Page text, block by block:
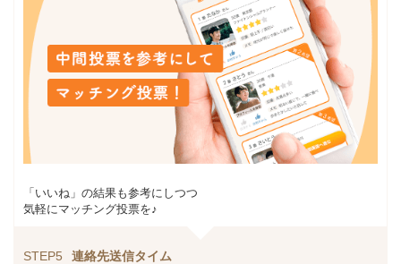
「いいね」の結果も参考にしつつ
気軽にマッチング投票を♪
STEP5 連絡先送信タイム